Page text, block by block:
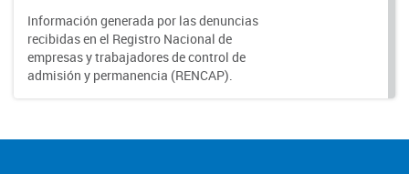
Información generada por las denuncias
recibidas en el Registro Nacional de
empresas y trabajadores de control de
admisión y permanencia (RENCAP).